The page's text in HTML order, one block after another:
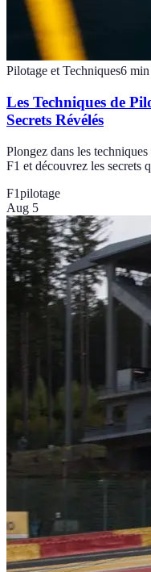
Pilotage et Techniques6 min
Les Techniques de
Secrets Révélés
Plongez dans les
F1 et découvrez les secrets
F1pilotage
Aug 5